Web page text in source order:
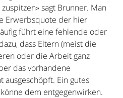
sagt Brunner. Man
Erwerbsquote der hier
führt eine fehlende oder
dass Eltern (meist die
oder die Arbeit ganz
das vorhandene
Ein gutes
dem entgegenwirken.